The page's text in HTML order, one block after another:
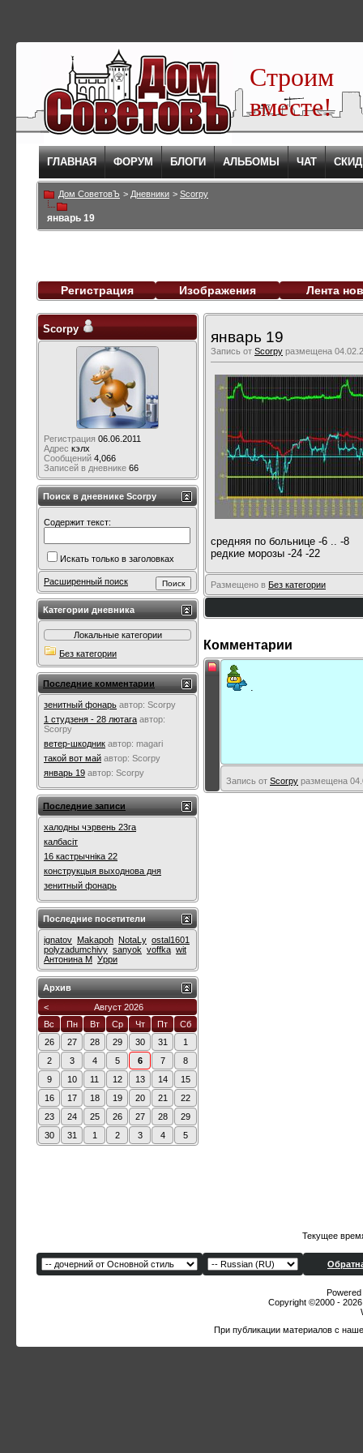
Строим
вместе!
ГЛАВНАЯ ФОРУМ БЛОГИ АЛЬБОМЫ ЧАТ
Дом СоветовЪ > Дневники > Scorpy
январь 19
Регистрация Изображения Лента
январь 19
Запись от Scorpy размещена
средняя по больнице -6 .. -8
редкие морозы -24 -22
Размещено в Без категории
Комментарии
Запись от Scorpy размещена
Scorpy
Регистрация 06.06.2011
Адрес кэлх
Сообщений 4,066
Записей в дневнике 66
Поиск в дневнике Scorpy
Содержит текст:
Искать только в заголовках
Расширенный поиск
Категории дневника
Локальные категории
Без категории
Последние комментарии
зенитный фонарь автор: Scorpy
1 студзеня - 28 лютага автор:
Scorpy
ветер-шкодник автор: magari
такой вот май автор: Scorpy
январь 19 автор: Scorpy
Последние записи
халодны чэрвень 23га
калбасіт
16 кастрычніка 22
конструкцыя выходнова дня
зенитный фонарь
Последние посетители
ignatov Makapoh NotaLy ostal1601
polyzadumchivy sanyok voffka wit
Антонина М Урри
Архив
<
Август 2026
Вс
Пн Вт Ср Чт Пт
Сб
26
27 28 29 30 31
1
2
3 4 5 6 7
8
9
10 11 12 13 14
15
16
17 18 19 20 21
22
23
24 25 26 27 28
29
30
31 1 2 3 4 5
Текущее
Copyright ©2000 -
При публикации материалов с